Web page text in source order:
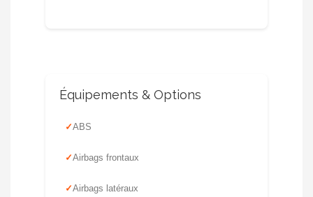
Équipements & Options
ABS
Airbags frontaux
Airbags latéraux